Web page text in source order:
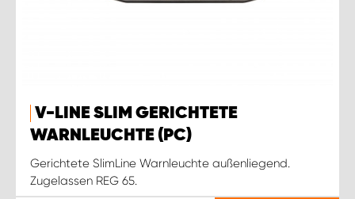
V-LINE SLIM GERICHTETE
WARNLEUCHTE (PC)
Gerichtete SlimLine Warnleuchte außenliegend.
Zugelassen REG 65.